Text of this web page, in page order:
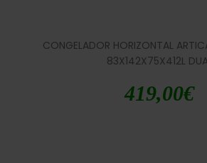
CONGELADOR HORIZONTAL
83X142X75X412L
419,00€